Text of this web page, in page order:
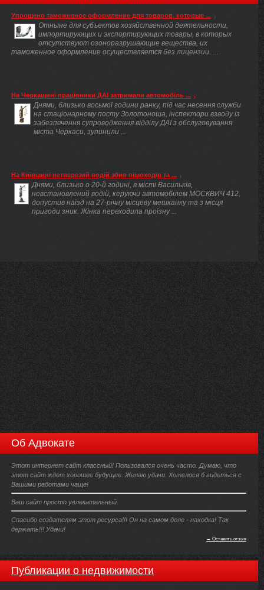
Упрощено таможенное оформление для товаров, которые ...
Отныне для субъектов хозяйственной деятельности,
импортирующих и экспортирующих товары, в которых
отсутствуют озоноразрушающие вещества, их
таможенное оформление осуществляется без лицензии. ...
На Черкащині працівники ДАІ затримали автомобіль ...
Днями, близько восьмої години ранку, під час несення служби
на стаціонарному посту Золотоноша, інспектори взводу із
забезпечення супроводження відділу ДАІ з обслуговування
міста Черкаси, зупинили ...
На Київщині нетверезий водій збив пішоходів та ...
Днями, близько о 20-й годині, в місті Васильків,
невстановлений водій, керуючи автомобілем МОСКВИЧ 412,
допустив наїзд на 27-річну місцеву мешканку та з місця
пригоди зник. Жінка переходила проїзну ...
Об Адвокате
Этот интернет сайт классный! Пользовался очень часто. Думаю, что
этот сайт ждет хорошее будущее. Желаю удачи. Хотелося б видеться с
Вашими работами чаще!
Ваш сайт просто увлекательный.
Спасибо создателям этот ресурса!!! Он на самом деле - находка! Так
держать!!! Удачи!
→ Оставить отзыв
Публикации о недвижимости